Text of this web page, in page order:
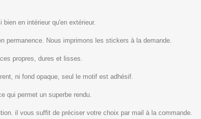
en intérieur qu'en extérieur.
permanence. Nous imprimons les stickers à la demande.
propres, dures et lisses.
ni fond opaque, seul le motif est adhésif.
qui permet un superbe rendu.
il vous suffit de préciser votre choix par mail à la commande.